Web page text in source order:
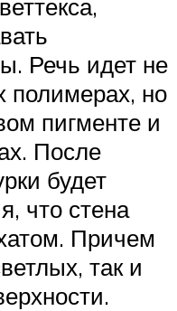
Речь идет не
полимерах, но
пигменте и
После
будет
что стена
Причем
так и